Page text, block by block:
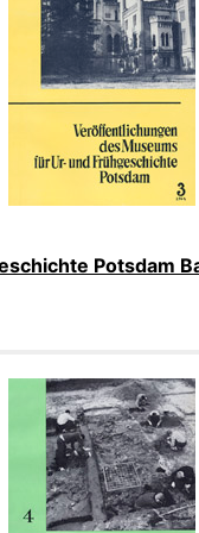
Potsdam